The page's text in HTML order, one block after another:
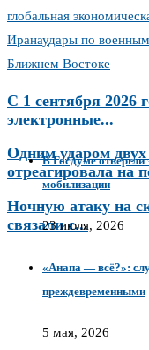
глобальная
Иранаудары по
Ближнем Востоке
С 1 сентября 2026
электронные...
Одним ударом
отреагировала на
Ночную атаку на
связали с...
В Госдуме
мобилизации
23 июля, 2026
«Анапа — всё?»:
преждевременными
5 мая, 2026